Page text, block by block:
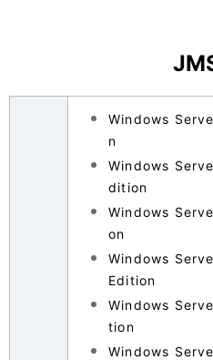
Windows
n
Windows
dition
Windows
on
Windows
Edition
Windows
tion
Windows